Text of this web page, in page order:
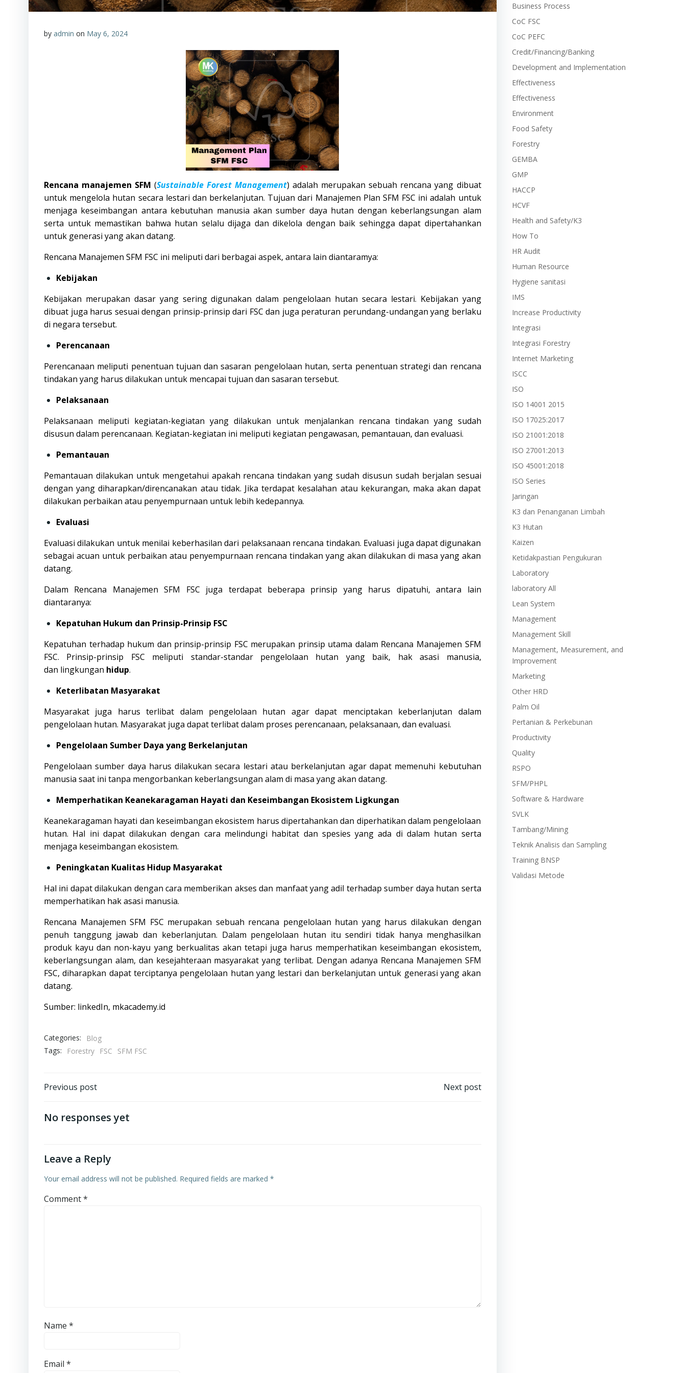
by admin on May 6, 2024
Rencana manajemen SFM (Sustainable Forest Management) adalah merupakan sebuah rencana yang dibuat
untuk mengelola hutan secara lestari dan berkelanjutan. Tujuan dari Manajemen Plan SFM FSC ini adalah untuk
menjaga keseimbangan antara kebutuhan manusia akan sumber daya hutan dengan keberlangsungan alam
serta untuk memastikan bahwa hutan selalu dijaga dan dikelola dengan baik sehingga dapat dipertahankan
untuk generasi yang akan datang.
Rencana Manajemen SFM FSC ini meliputi dari berbagai aspek, antara lain diantaramya:
Kebijakan
Kebijakan merupakan dasar yang sering digunakan dalam pengelolaan hutan secara lestari. Kebijakan yang
dibuat juga harus sesuai dengan prinsip-prinsip dari FSC dan juga peraturan perundang-undangan yang berlaku
di negara tersebut.
Perencanaan
Perencanaan meliputi penentuan tujuan dan sasaran pengelolaan hutan, serta penentuan strategi dan rencana
tindakan yang harus dilakukan untuk mencapai tujuan dan sasaran tersebut.
Pelaksanaan
Pelaksanaan meliputi kegiatan-kegiatan yang dilakukan untuk menjalankan rencana tindakan yang sudah
disusun dalam perencanaan. Kegiatan-kegiatan ini meliputi kegiatan pengawasan, pemantauan, dan evaluasi.
Pemantauan
Pemantauan dilakukan untuk mengetahui apakah rencana tindakan yang sudah disusun sudah berjalan sesuai
dengan yang diharapkan/direncanakan atau tidak. Jika terdapat kesalahan atau kekurangan, maka akan dapat
dilakukan perbaikan atau penyempurnaan untuk lebih kedepannya.
Evaluasi
Evaluasi dilakukan untuk menilai keberhasilan dari pelaksanaan rencana tindakan. Evaluasi juga dapat digunakan
sebagai acuan untuk perbaikan atau penyempurnaan rencana tindakan yang akan dilakukan di masa yang akan
datang.
Dalam Rencana Manajemen SFM FSC juga terdapat beberapa prinsip yang harus dipatuhi, antara lain
diantaranya:
Kepatuhan Hukum dan Prinsip-Prinsip FSC
Kepatuhan terhadap hukum dan prinsip-prinsip FSC merupakan prinsip utama dalam Rencana Manajemen SFM
FSC. Prinsip-prinsip FSC meliputi standar-standar pengelolaan hutan yang baik, hak asasi manusia,
dan lingkungan hidup.
Keterlibatan Masyarakat
Masyarakat juga harus terlibat dalam pengelolaan hutan agar dapat menciptakan keberlanjutan dalam
pengelolaan hutan. Masyarakat juga dapat terlibat dalam proses perencanaan, pelaksanaan, dan evaluasi.
Pengelolaan Sumber Daya yang Berkelanjutan
Pengelolaan sumber daya harus dilakukan secara lestari atau berkelanjutan agar dapat memenuhi kebutuhan
manusia saat ini tanpa mengorbankan keberlangsungan alam di masa yang akan datang.
Memperhatikan Keanekaragaman Hayati dan Keseimbangan Ekosistem Ligkungan
Keanekaragaman hayati dan keseimbangan ekosistem harus dipertahankan dan diperhatikan dalam pengelolaan
hutan. Hal ini dapat dilakukan dengan cara melindungi habitat dan spesies yang ada di dalam hutan serta
menjaga keseimbangan ekosistem.
Peningkatan Kualitas Hidup Masyarakat
Hal ini dapat dilakukan dengan cara memberikan akses dan manfaat yang adil terhadap sumber daya hutan serta
memperhatikan hak asasi manusia.
Rencana Manajemen SFM FSC merupakan sebuah rencana pengelolaan hutan yang harus dilakukan dengan
penuh tanggung jawab dan keberlanjutan. Dalam pengelolaan hutan itu sendiri tidak hanya menghasilkan
produk kayu dan non-kayu yang berkualitas akan tetapi juga harus memperhatikan keseimbangan ekosistem,
keberlangsungan alam, dan kesejahteraan masyarakat yang terlibat. Dengan adanya Rencana Manajemen SFM
FSC, diharapkan dapat terciptanya pengelolaan hutan yang lestari dan berkelanjutan untuk generasi yang akan
datang.
Sumber: linkedIn, mkacademy.id
Categories:
Blog
Tags:
Forestry FSC SFM FSC
Post
navigation
Previous post Next post
No responses yet
Leave a Reply
Your email address will not be published. Required fields are marked *
Comment*
Name *
Email *
Business Process
CoC FSC
CoC PEFC
Credit/Financing/Banking
Development and Implementation
Effectiveness
Effectiveness
Environment
Food Safety
Forestry
GEMBA
GMP
HACCP
HCVF
Health and Safety/K3
How To
HR Audit
Human Resource
Hygiene sanitasi
IMS
Increase Productivity
Integrasi
Integrasi Forestry
Internet Marketing
ISCC
ISO
ISO 14001 2015
ISO 17025:2017
ISO 21001:2018
ISO 27001:2013
ISO 45001:2018
ISO Series
Jaringan
K3 dan Penanganan Limbah
K3 Hutan
Kaizen
Ketidakpastian Pengukuran
Laboratory
laboratory All
Lean System
Management
Management Skill
Management, Measurement, and
Improvement
Marketing
Other HRD
Palm Oil
Pertanian & Perkebunan
Productivity
Quality
RSPO
SFM/PHPL
Software & Hardware
SVLK
Tambang/Mining
Teknik Analisis dan Sampling
Training BNSP
Validasi Metode